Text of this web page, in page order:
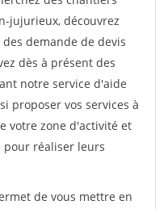
jujurieux, découvrez
demande de devis
dès à présent des
notre service d'aide
proposer vos services à
votre zone d'activité et
réaliser leurs
de vous mettre en